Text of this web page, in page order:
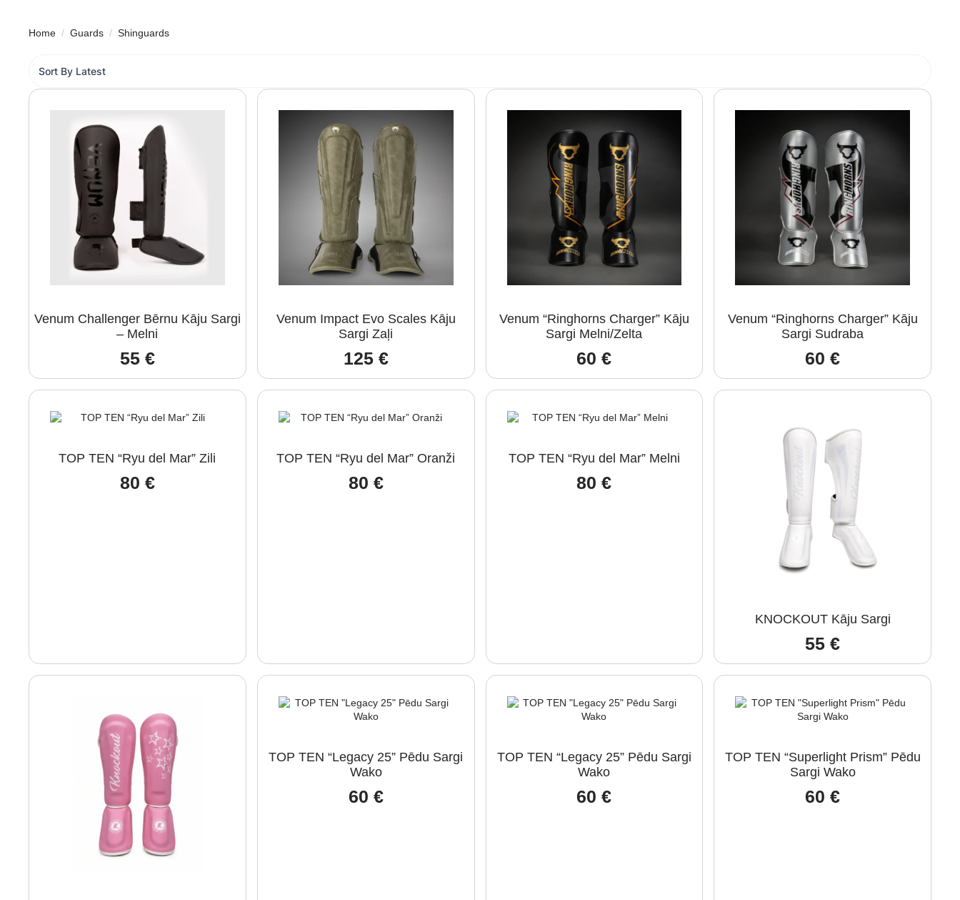
Home Guards Shinguards
Venum Challenger Bērnu Kāju Sargi
– Melni
55 €
Venum Impact Evo Scales Kāju
Sargi Zaļi
125 €
Venum “Ringhorns Charger” Kāju
Sargi Melni/Zelta
60€
Venum “Ringhorns Charger” Kāju
Sargi Sudraba
60€
TOP TEN “Ryu del Mar” Zili
80 €
TOP TEN “Ryu del Mar” Oranži
80 €
TOP TEN “Ryu del Mar” Melni
80€
KNOCKOUT Kāju Sargi
55€
TOP TEN “Legacy 25” Pēdu Sargi
Wako
60 €
TOP TEN “Legacy 25” Pēdu Sargi
Wako
60€
TOP TEN “Superlight Prism” Pēdu
Sargi Wako
60€